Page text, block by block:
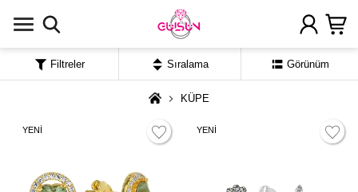
KÜPE
YENİ YENİ
Filtreler Sıralama Görünüm